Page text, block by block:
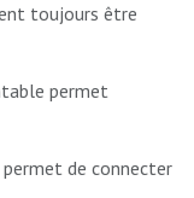
toujours être
permet
de connecter